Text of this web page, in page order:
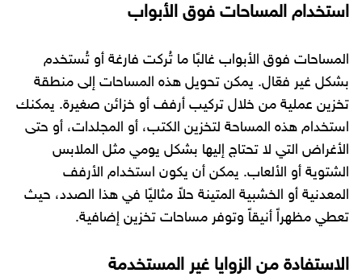
استخدام المساحات فوق الأبواب
المساحات فوق الأبواب غالبًا ما تُركت فارغة أو تُستخدم
بشكل غير فعّال. يمكن تحويل هذه المساحات إلى منطقة
تخزين عملية من خلال تركيب أرفف أو خزائن صغيرة. يمكنك
استخدام هذه المساحة لتخزين الكتب، أو المجلدات، أو حتى
الأغراض التي لا تحتاج إليها بشكل يومي مثل الملابس
الشتوية أو الألعاب. يمكن أن يكون استخدام الأرفف
المعدنية أو الخشبية المتينة حلاً مثاليًا في هذا الصدد، حيث
تعطي مظهراً أنيقاً وتوفر مساحات تخزين إضافية.
الاستفادة من الزوايا غير المستخدمة